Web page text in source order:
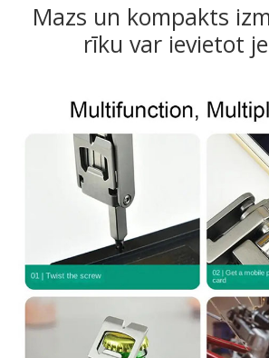
Mazs un kompakts
rīku var ievietot